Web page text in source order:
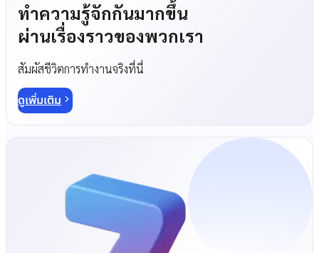
ทำความรู้จักกันมากขึ้น
ผ่านเรื่องราวของพวกเรา
สัมผัสชีวิตการทำงานจริงที่นี่
ดูเพิ่มเติม